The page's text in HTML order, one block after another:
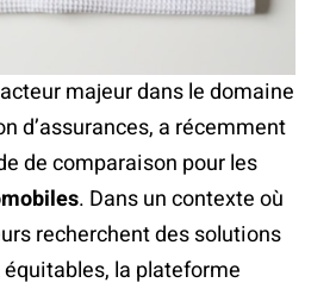
majeur dans le domaine
d’assurances, a récemment
de comparaison pour les
. Dans un contexte où
recherchent des solutions
la plateforme